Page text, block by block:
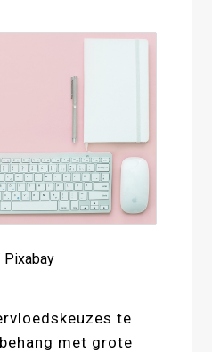
Pixabay
te
met grote